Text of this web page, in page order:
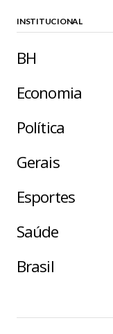
INSTITUCIONAL
BH
Economia
Política
Gerais
Esportes
Saúde
Brasil